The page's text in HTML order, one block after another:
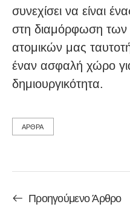
συνεχίσει να είναι
στη διαμόρφωση των
ατομικών μας
έναν ασφαλή χώρο
δημιουργικότητα.
ΑΡΘΡΑ
Προηγούμενο Άρθρο